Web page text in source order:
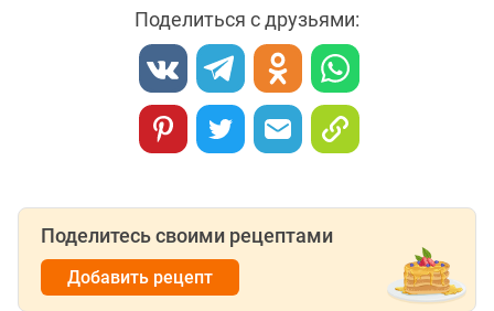
Поделиться с друзьями:
Поделитесь своими рецептами
Добавить рецепт